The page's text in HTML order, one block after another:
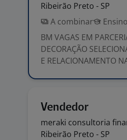
Ribeirão Preto - SP
A combinar
BM VAGAS EM
DECORAÇÃO
E RELACIONAMENTO
Vendedor
meraki consultoria
Ribeirão Preto - SP